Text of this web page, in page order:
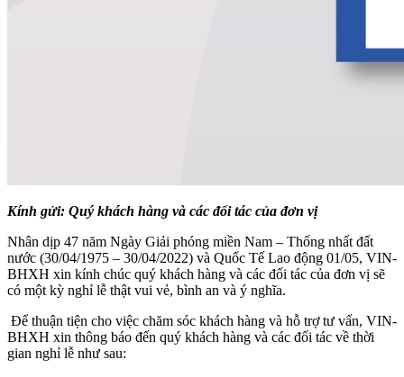
Kính gửi: Quý khách hàng và các đối tác của đơn vị
Nhân dịp 47 năm Ngày Giải phóng miền Nam – Thống nhất đất
nước (30/04/1975 – 30/04/2022) và Quốc Tế Lao động 01/05, VIN-
BHXH xin kính chúc quý khách hàng và các đối tác của đơn vị sẽ
có một kỳ nghỉ lễ thật vui vẻ, bình an và ý nghĩa.
Để thuận tiện cho việc chăm sóc khách hàng và hỗ trợ tư vấn, VIN-
BHXH xin thông báo đến quý khách hàng và các đối tác về thời
gian nghỉ lễ như sau: